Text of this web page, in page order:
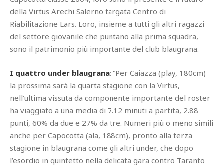
della Virtus Arechi Salerno targata Centro di
Riabilitazione Lars. Loro, insieme a tutti gli altri ragazzi
del settore giovanile che puntano alla prima squadra,
sono il patrimonio più importante del club blaugrana.
I quattro under blaugrana: “Per Caiazza (play, 180cm)
la prossima sarà la quarta stagione con la Virtus,
nell’ultima vissuta da componente importante del roster
ha viaggiato a una media di 7.12 minuti a partita, 2.88
punti, 60% da due e 27% da tre. Numeri più o meno simili
anche per Capocotta (ala, 188cm), pronto alla terza
stagione in blaugrana come gli altri under, che dopo
l’esordio in quintetto nella delicata gara contro Taranto